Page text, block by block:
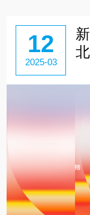
12
2025-03